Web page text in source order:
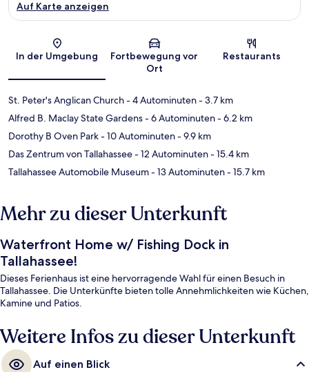
Karte
Auf Karte anzeigen
In der Umgebung
Fortbewegung vor
Ort
Restaurants
St. Peter's Anglican Church- 4 Autominuten- 3.7 km
Alfred B. Maclay State Gardens- 6 Autominuten- 6.2 km
Dorothy B Oven Park- 10 Autominuten- 9.9 km
Das Zentrum von Tallahassee- 12 Autominuten- 15.4 km
Tallahassee Automobile Museum- 13 Autominuten- 15.7 km
Mehr zu dieser Unterkunft
Waterfront Home w/ Fishing Dock in
Tallahassee!
Dieses Ferienhaus ist eine hervorragende Wahl für einen Besuch in
Tallahassee. Die Unterkünfte bieten tolle Annehmlichkeiten wie Küchen,
Kamine und Patios.
Weitere Infos zu dieser Unterkunft
Auf einen Blick